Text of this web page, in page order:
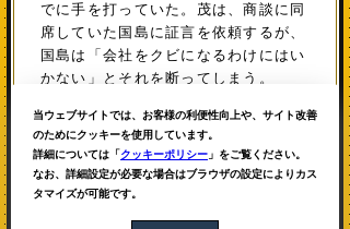
でに手を打っていた。茂は、商談に同
席していた国島に証言を依頼するが、
国島は「会社をクビになるわけにはい
かない」とそれを断ってしまう。
裁判の日、国島は、会社側の証人と
なって法廷に立った。国島は、茂が白
岩社長に暴言を吐き意図的に契約を妨
害した、と証言した。審議は黒沼不動
当ウェブサイトでは、お客様の利便性向上や、サイト改善
のためにクッキーを使用しています。
詳細については「クッキーポリシー 」をご覧ください。
なお、詳細設定が必要な場合はブラウザの設定によりカス
タマイズが可能です。